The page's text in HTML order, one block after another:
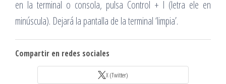
en la terminal o consola, pulsa Control + l (letra ele en
minúscula). Dejará la pantalla de la terminal ‘limpia’.
Compartir en redes sociales
X (Twitter)